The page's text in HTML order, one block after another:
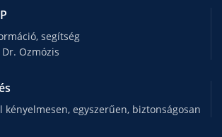
segítség
Ozmózis
kényelmesen, egyszerűen, biztonságosan